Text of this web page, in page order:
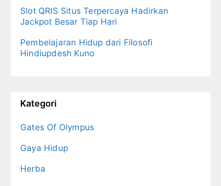
Slot QRIS Situs Terpercaya Hadirkan
Jackpot Besar Tiap Hari
Pembelajaran Hidup dari Filosofi
Hindiupdesh Kuno
Kategori
Gates Of Olympus
Gaya Hidup
Herba